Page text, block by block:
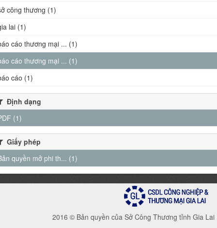
công thương (1)
lai (1)
cáo thương mại ... (1)
cáo thương mại ... (1)
cáo (1)
Định dạng
(1)
Giấy phép
quyền mở phi th... (1)
2016 © Bản quyền của Sở Công Thương tỉnh Gia Lai